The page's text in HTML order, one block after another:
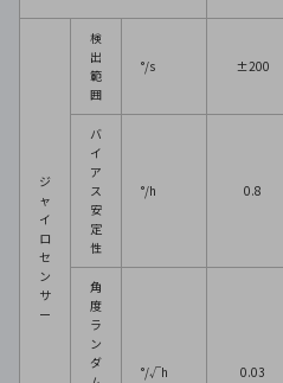
ジ
ャ
イ
ロ
セ
ン
サ
ー
検
出
範
囲
°/s ±200
バ
イ
ア
ス
安
定
性
°/h 0.8
角
度
ラ
ン
ダ
°/√h 0.03